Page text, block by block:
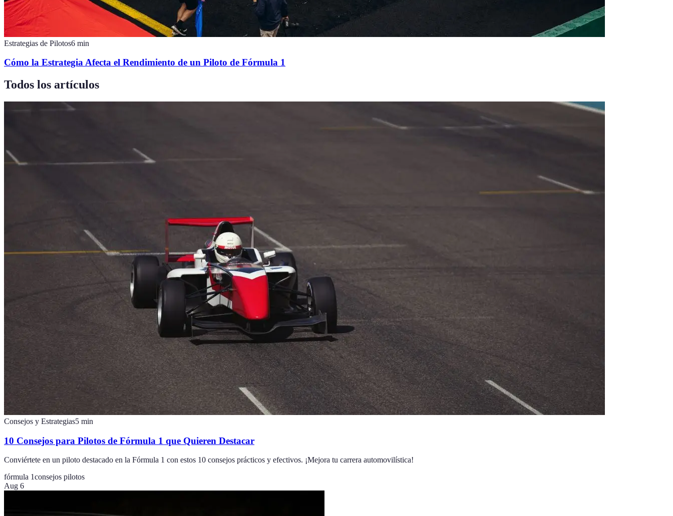
Estrategias de Pilotos6 min
Cómo la Estrategia Afecta el Rendimiento de un Piloto de Fórmula 1
Todos los artículos
Consejos y Estrategias5 min
10 Consejos para Pilotos de Fórmula 1 que Quieren Destacar
Conviértete en un piloto destacado en la Fórmula 1 con estos 10 consejos prácticos y efectivos. ¡Mejora tu carrera automovilística!
fórmula 1consejos pilotos
Aug 6